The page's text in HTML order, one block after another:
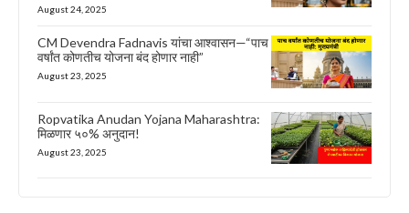
August 24, 2025
CM Devendra Fadnavis यांचा आश्वासन—“पाच
वर्षांत कोणतीच योजना बंद होणार नाही”
August 23, 2025
Ropvatika Anudan Yojana Maharashtra:
मिळणार ५०% अनुदान!
August 23, 2025